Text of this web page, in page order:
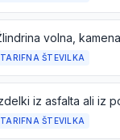
TARIFNA ŠTEVILKA
TARIFNA ŠTEVILKA